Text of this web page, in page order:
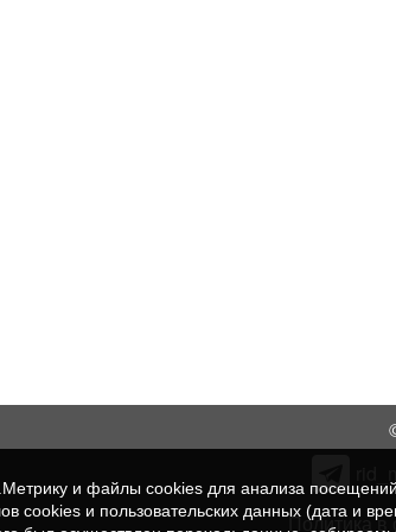
Политика в
и файлы cookies для анализа
cookies и пользовательских данных (дата и